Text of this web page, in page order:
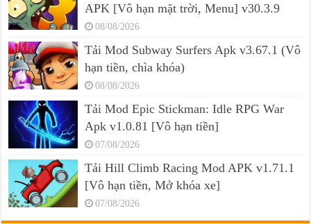
APK [Vô hạn mặt trời, Menu] v30.3.9
08/08/2026
Tải Mod Subway Surfers Apk v3.67.1 (Vô
hạn tiền, chìa khóa)
08/08/2026
Tải Mod Epic Stickman: Idle RPG War
Apk v1.0.81 [Vô hạn tiền]
07/08/2026
Tải Hill Climb Racing Mod APK v1.71.1
[Vô hạn tiền, Mở khóa xe]
07/08/2026